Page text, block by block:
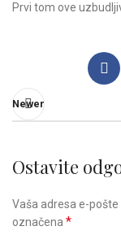
Prvi tom ove
Newer
Ostavite
Vaša adresa e-
označena *